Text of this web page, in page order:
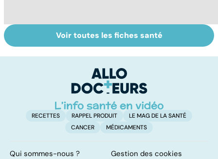
Tout savoir sur
les infections
Staphylocoque
doré : une
surveillance
Voir toutes les fiches santé
RECETTES RAPPEL PRODUIT
LE MAG DE LA SANTÉ
CANCER
MÉDICAMENTS
Qui sommes-nous ? Gestion des cookies